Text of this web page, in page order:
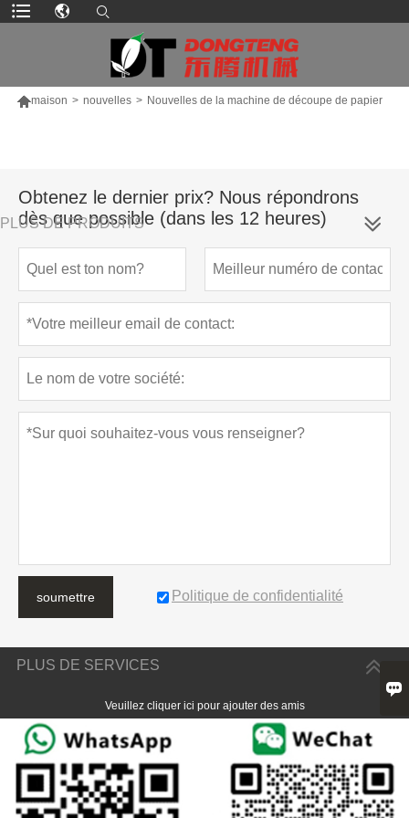
maison > nouvelles > Nouvelles de la machine de découpe de papier
PLUS DE PRODUITS
Obtenez le dernier prix? Nous répondrons
dès que possible (dans les 12 heures)
soumettre Politique de confidentialité
PLUS DE SERVICES
Veuillez cliquer ici pour ajouter des amis
